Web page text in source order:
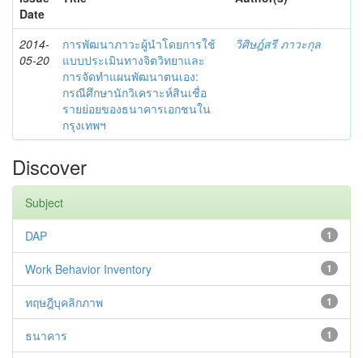
Date
2014-
05-20
การพัฒนาภาวะผู้นำโดยการใช้
แบบประเมินทางจิตวิทยาและ
การจัดทำแผนพัฒนาตนเอง:
กรณีศึกษานักวิเคราะห์สินเชื่อ
รายย่อยของธนาคารเอกชนใน
กรุงเทพฯ
วิศิษฎ์สรี ภาวะกุล
Discover
Subject
1
DAP
1
Work Behavior Inventory
1
ทฤษฎีบุคลิกภาพ
1
ธนาคาร